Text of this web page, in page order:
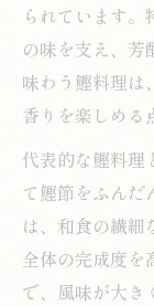
られています
の味を支え、
味わう鰹料理は
香りを楽しめる
代表的な鰹料理
て鰹節をふんだ
は、和食の繊細
全体の完成度を
で、風味が大き